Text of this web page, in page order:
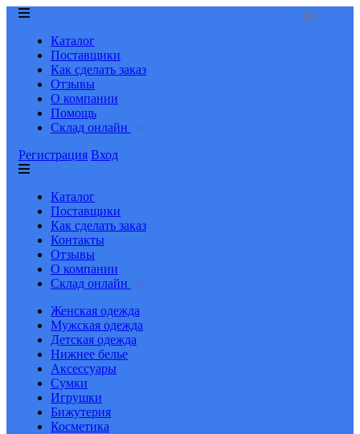
Каталог
Поставщики
Как сделать заказ
Отзывы
О компании
Помощь
Склад онлайн
Регистрация Вход
Каталог
Поставщики
Как сделать заказ
Контакты
Отзывы
О компании
Склад онлайн
Женская одежда
Мужская одежда
Детская одежда
Нижнее белье
Аксессуары
Сумки
Игрушки
Бижутерия
Косметика